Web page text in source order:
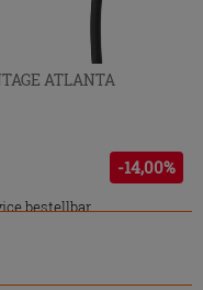
ATLANTA
-14,00%
bestellbar